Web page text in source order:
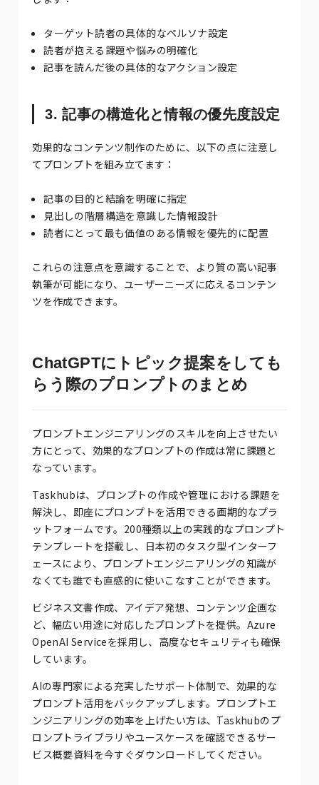
ターゲット読者の具体的なペルソナ設定
読者が抱える課題や悩みの明確化
記事を読んだ後の具体的なアクション設定
3. 記事の構造化と情報の優先度設定
効果的なコンテンツ制作のために、以下の点に注意し
てプロンプトを組み立てます：
記事の目的と結論を明確に指定
見出しの階層構造を意識した情報設計
読者にとって最も価値のある情報を優先的に配置
これらの注意点を意識することで、より質の高い記事
執筆が可能になり、ユーザーニーズに応えるコンテン
ツを作成できます。
ChatGPTにトピック提案をしても
らう際のプロンプトのまとめ
プロンプトエンジニアリングのスキルを向上させたい
方にとって、効果的なプロンプトの作成は常に課題と
なっています。
Taskhubは、プロンプトの作成や管理における課題を
解決し、即座にプロンプトを活用できる画期的なプラ
ットフォームです。200種類以上の実践的なプロンプト
テンプレートを搭載し、日本初のタスク型インターフ
ェースにより、プロンプトエンジニアリングの知識が
なくても誰でも直感的に使いこなすことができます。
ビジネス文書作成、アイデア発想、コンテンツ企画な
ど、幅広い用途に対応したプロンプトを提供。Azure
OpenAI Serviceを採用し、高度なセキュリティも確保
しています。
AIの専門家による充実したサポート体制で、効果的な
プロンプト活用をバックアップします。プロンプトエ
ンジニアリングの効率を上げたい方は、Taskhubのプ
ロンプトライブラリやユースケースを確認できるサー
ビス概要資料を今すぐダウンロードしてください。